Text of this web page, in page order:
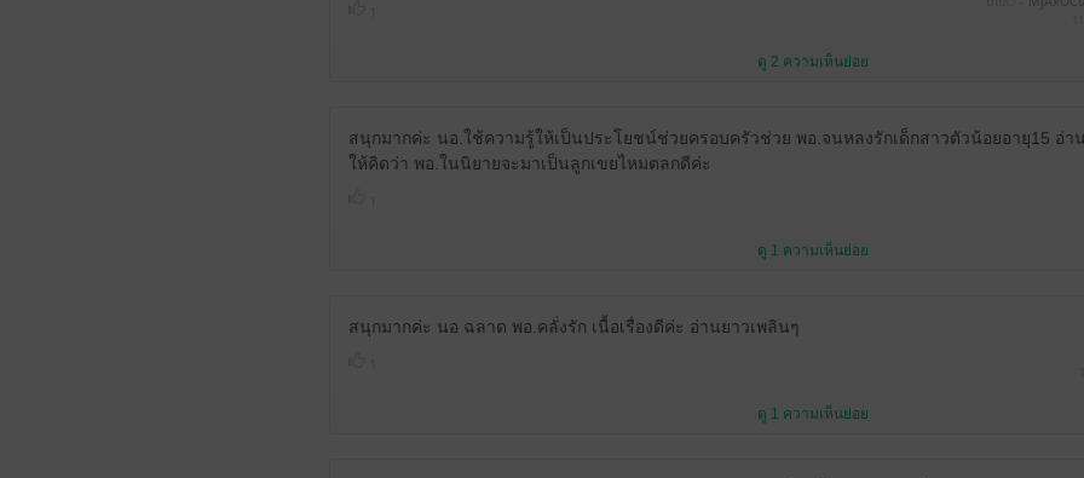
ดู 2 ความเห็นย่อย
สนุกมากค่ะ นอ.ใช้ความรู้ให้เป็นประโยชน์ช่วยครอบครัวช่วย พอ.จนหลงรักเด็กสาวตัวน้อยอายุ15 อ่
ให้คิดว่า พอ.ในนิยายจะมาเป็นลูกเขยไหมตลกดีค่ะ
ดู 1 ความเห็นย่อย
สนุกมากค่ะ นอ ฉลาด พอ.คลั่งรัก เนื้อเรื่องดีค่ะ อ่านยาวเพลินๆ
ดู 1 ความเห็นย่อย